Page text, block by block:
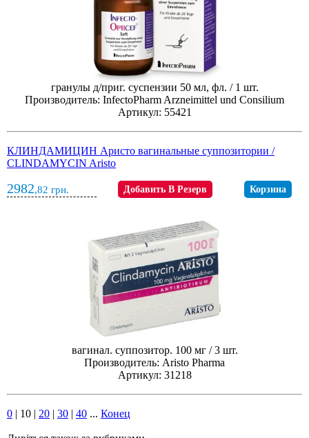
гранулы д/приг. суспензии 50 мл, фл. / 1 шт.
Производитель: InfectoPharm Arzneimittel und Consilium
Артикул: 55421
КЛИНДАМИЦИН Аристо вагинальные суппозитории /
CLINDAMYCIN Aristo
2982,82 грн. Добавить В Резерв Корзина
вагинал. суппозитор. 100 мг / 3 шт.
Производитель: Aristo Pharma
Артикул: 31218
0 | 10 | 20 | 30 | 40 ... Конец